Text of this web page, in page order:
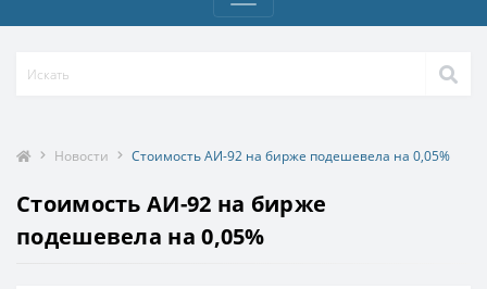
Новости Стоимость АИ-92 на бирже подешевела на 0,05%
Стоимость АИ-92 на бирже
подешевела на 0,05%